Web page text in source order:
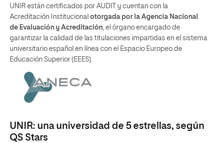
UNIR están certificados por AUDIT y cuentan con la
Acreditación Institucional otorgada por la Agencia Nacional
de Evaluación y Acreditación , el órgano encargado de
garantizar la calidad de las titulaciones impartidas en el sistema
universitario español en línea con el Espacio Europeo de
Educación Superior (EEES).
UNIR: una universidad de 5 estrellas, según
QS Stars